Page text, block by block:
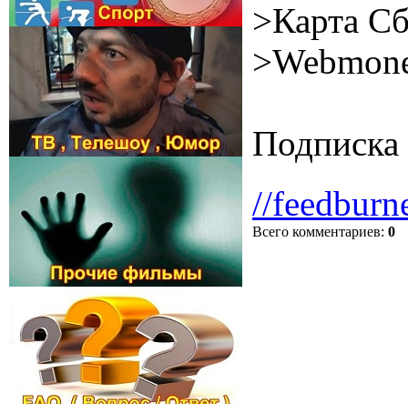
>Карта
Подписка
//
Всего комментариев: 0